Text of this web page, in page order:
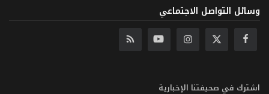
وسائل التواصل الاجتماعي
اشترك في صحيفتنا الإخبارية